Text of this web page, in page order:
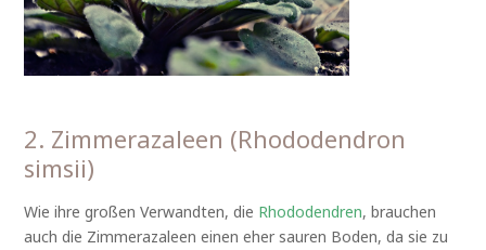
2. Zimmerazaleen (Rhododendron
simsii)
Wie ihre großen Verwandten, die Rhododendren, brauchen
auch die Zimmerazaleen einen eher sauren Boden, da sie zu